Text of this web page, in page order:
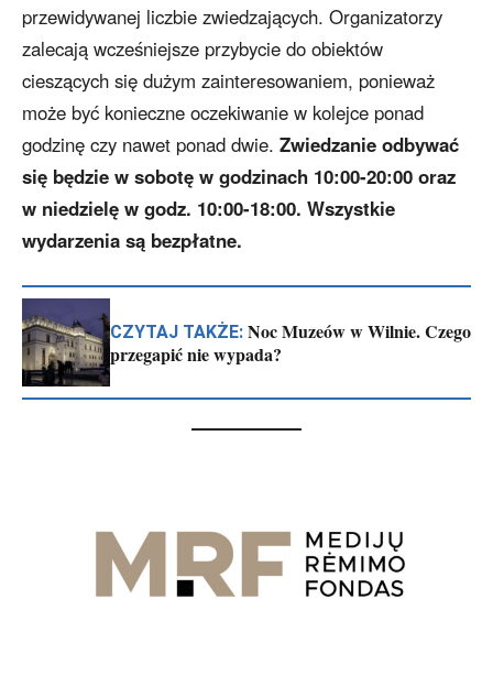
przewidywanej liczbie zwiedzających. Organizatorzy
zalecają wcześniejsze przybycie do obiektów
cieszących się dużym zainteresowaniem, ponieważ
może być konieczne oczekiwanie w kolejce ponad
godzinę czy nawet ponad dwie. Zwiedzanie odbywać
się będzie w sobotę w godzinach 10:00-20:00 oraz
w niedzielę w godz. 10:00-18:00. Wszystkie
wydarzenia są bezpłatne.
CZYTAJ TAKŻE: Noc Muzeów w Wilnie. Czego
przegapić nie wypada?